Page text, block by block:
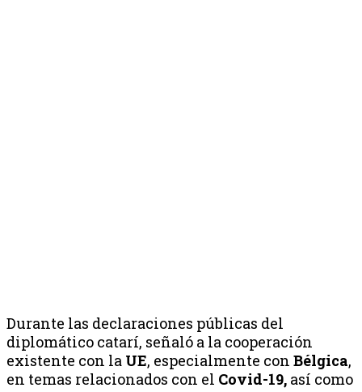
Durante las declaraciones públicas del
diplomático catarí, señaló a la cooperación
existente con la UE, especialmente con Bélgica,
en temas relacionados con el Covid-19, así como